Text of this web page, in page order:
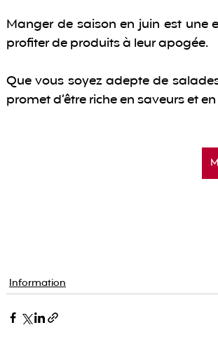
Manger de saison en juin est une
profiter de produits à leur apogée.
Que vous soyez adepte de
promet d’être riche en saveurs et
Information